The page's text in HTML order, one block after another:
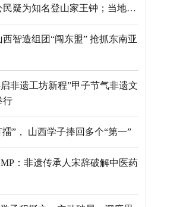
疑为知名登山家王钟；当地官
智造组团“闯东盟” 抢抓东南亚
非遗工坊新程”甲子节气非遗文
行
”， 山西学子捧回多个“第一”
：非遗传承人宋辞破解中医药